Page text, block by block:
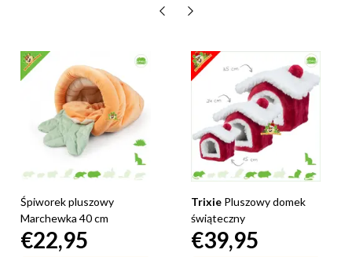
Śpiworek pluszowy
Marchewka 40 cm
€22,95
Trixie Pluszowy domek
świąteczny
€39,95